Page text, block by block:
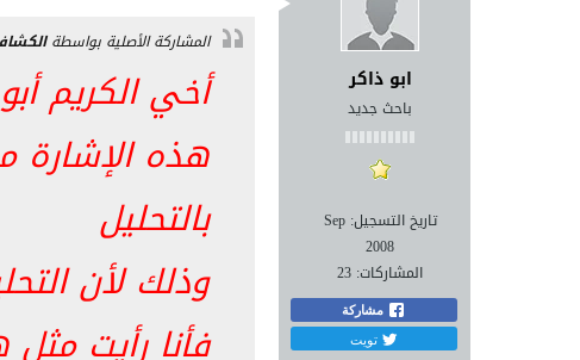
ابو ذاكر
باحث جديد
تاريخ التسجيل: Sep
2008
المشاركات: 23
مشاركة
تويت
المشاركة الأصلية بواسطة
أخي الكريم
هذه الإشارة
بالتحليل
وذلك لأن
فأنا رأيت